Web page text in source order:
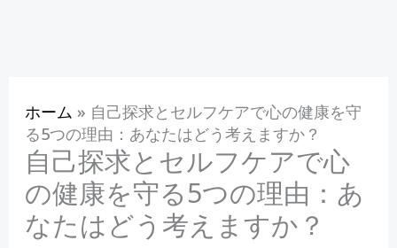
ホーム » 自己探求とセルフケアで心の健康を守
る5つの理由：あなたはどう考えますか？
自己探求とセルフケアで心
の健康を守る5つの理由：あ
なたはどう考えますか？